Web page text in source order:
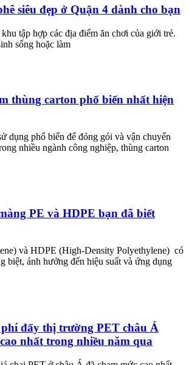
siêu đẹp ở Quận 4 dành cho bạn
tập hợp các địa điểm ăn chơi của giới trẻ.
sống hoặc làm
thùng carton phổ biến nhất hiện
dụng phổ biến để đóng gói và vận chuyển
nhiều ngành công nghiệp, thùng carton
PE và HDPE bạn đã biết
và HDPE (High-Density Polyethylene) có
biệt, ảnh hưởng đến hiệu suất và ứng dụng
phí đẩy thị trường PET châu Á
nhất trong nhiều năm qua